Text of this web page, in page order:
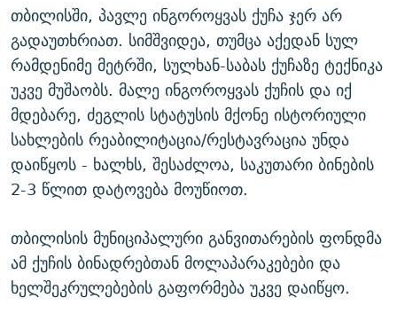
თბილისში, პავლე ინგოროყვას ქუჩა ჯერ არ
გადაუთხრიათ. სიმშვიდეა, თუმცა აქედან სულ
რამდენიმე მეტრში, სულხან-საბას ქუჩაზე ტექნიკა
უკვე მუშაობს. მალე ინგოროყვას ქუჩის და იქ
მდებარე, ძეგლის სტატუსის მქონე ისტორიული
სახლების რეაბილიტაცია/რესტავრაცია უნდა
დაიწყოს - ხალხს, შესაძლოა, საკუთარი ბინების
2-3 წლით დატოვება მოუწიოთ.
თბილისის მუნიციპალური განვითარების ფონდმა
ამ ქუჩის ბინადრებთან მოლაპარაკებები და
ხელშეკრულებების გაფორმება უკვე დაიწყო.